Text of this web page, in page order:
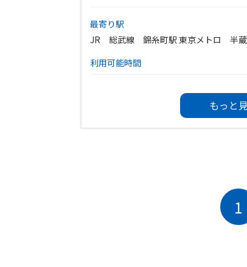
最寄り駅
JR 総武線 錦糸町駅 東京メトロ 半
利用可能時間
・毎月第3月曜日（祝日の場合は直後の
もっと
1